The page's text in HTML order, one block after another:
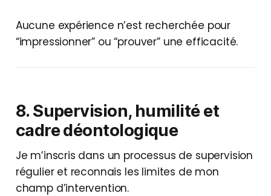
Aucune expérience n’est recherchée pour
“impressionner” ou “prouver” une efficacité.
8. Supervision, humilité et
cadre déontologique
Je m’inscris dans un processus de supervision
régulier et reconnais les limites de mon
champ d’intervention.